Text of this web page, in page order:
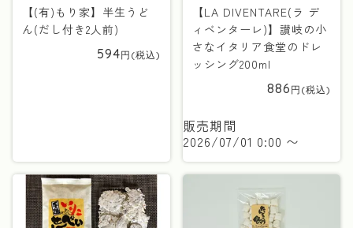
【(有)もり家】半生うど
ん(だし付き2人前)
594
【LA DIVENTARE(ラ デ
ィベンターレ)】讃岐の小
さなイタリア食堂のドレ
ッシング200ml
886
販売期間
2026/07/01 0:00 〜